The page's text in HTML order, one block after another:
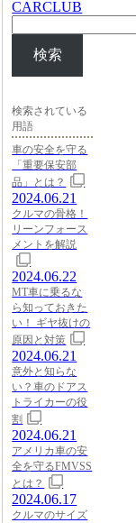
CARCLUB
検索
検索されている
用語
車の安全を守る
「重要保安部
品」とは？
2024.06.21
クルマの骨格！
リーンフォース
メントを解説
2024.06.22
MT車に乗るな
ら知っておきた
い！ ギヤ抜けの
原因と対策
2024.06.21
意外と知らな
い？車のドアス
トライカーの役
割
2024.06.21
アメリカ車の安
全を守るFMVSS
とは？
2024.06.17
クルマのサイズ